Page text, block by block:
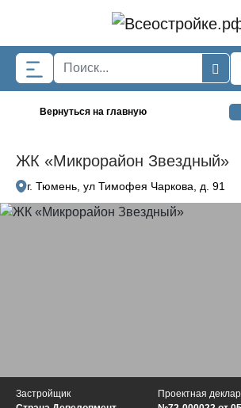
Вернуться на главную
ЖК «Микрорайон Звездный»
г. Тюмень, ул Тимофея Чаркова, д. 91
Застройщик
Проектная